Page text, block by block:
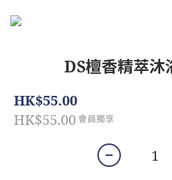
DS檀香精萃
HK$55.00
HK$55.00 會員獨享